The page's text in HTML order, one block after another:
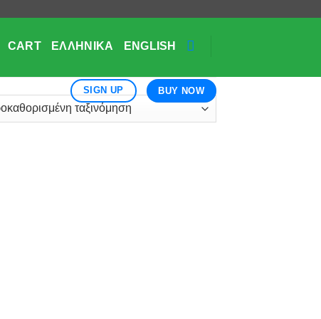
CART ΕΛΛΗΝΙΚΆ ENGLISH
SIGN UP BUY NOW